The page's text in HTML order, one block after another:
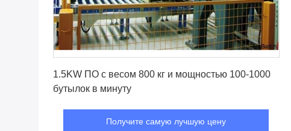
1.5KW ПО с весом 800 кг и мощностью 100-1000
бутылок в минуту
Получите самую лучшую цену